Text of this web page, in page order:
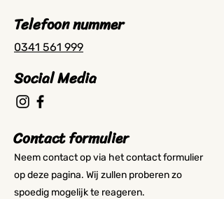
Telefoon nummer
0341 561 999
Social Media
Contact formulier
Neem contact op via het contact formulier
op deze pagina. Wij zullen proberen zo
spoedig mogelijk te reageren.